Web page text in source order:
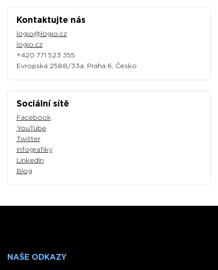
Kontaktujte nás
logio@logio.cz
logio.cz
+420 771 523 355
Evropská 2588/33a, Praha 6, Česko
Sociální sítě
Facebook
YouTube
Twitter
Infografiky
LinkedIn
Blog
NAŠE ODKAZY